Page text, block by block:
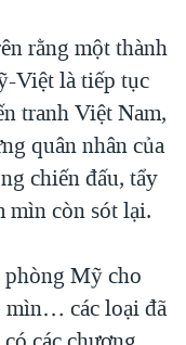
rằng một thành
Việt là tiếp tục
tranh Việt Nam,
quân nhân của
chiến đấu, tẩy
mìn còn sót lại.
phòng Mỹ cho
mìn… các loại đã